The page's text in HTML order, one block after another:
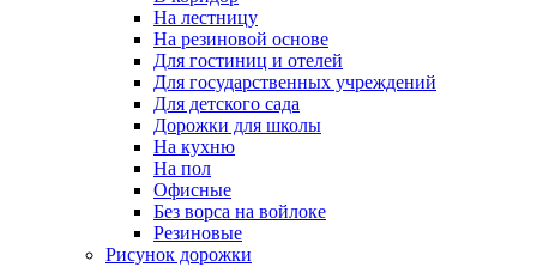
На лестницу
На резиновой основе
Для гостиниц и отелей
Для государственных учреждений
Для детского сада
Дорожки для школы
На кухню
На пол
Офисные
Без ворса на войлоке
Резиновые
Рисунок дорожки